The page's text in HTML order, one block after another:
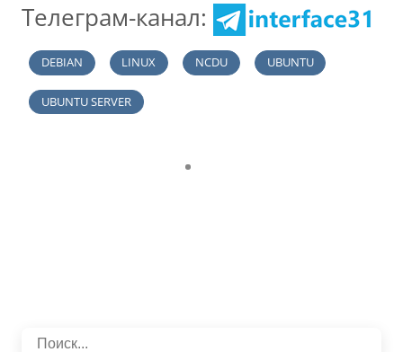
Телеграм-канал:
DEBIAN LINUX NCDU UBUNTU
UBUNTU SERVER